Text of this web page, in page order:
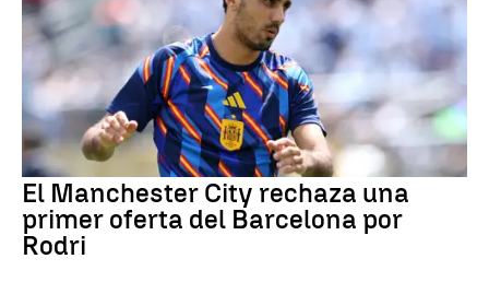
El Manchester City rechaza una
primer oferta del Barcelona por
Rodri